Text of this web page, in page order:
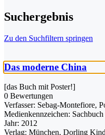
Suchergebnis
Zu den Suchfiltern springen
Das moderne China
[das Buch mit Poster!]
0 Bewertungen
Verfasser: Sebag-Montefiore,
Medienkennzeichen:
Jahr: 2012
Verlag: München, Dorling